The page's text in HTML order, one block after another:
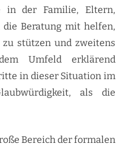
in der Familie, Eltern,
Beratung mit helfen,
stützen und zweitens
Umfeld erklärend
in dieser Situation im
als die
Bereich der formalen